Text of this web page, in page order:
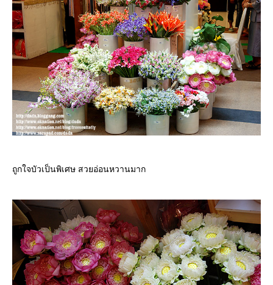
ถูกใจบัวเป็นพิเศษ สวยอ่อนหวานมาก